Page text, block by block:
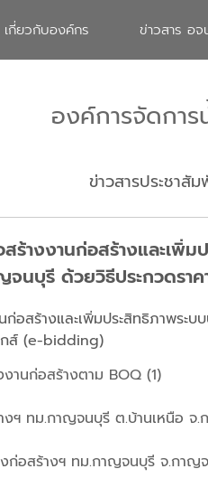
เกี่ยวกับองค์กร ข่าวสาร อจ
องค์การจัดการ
ข่าวสารประชาสั
สร้างงานก่อสร้างและเ
นบุรี ด้วยวิธีประกวดรา
ก่อสร้างและเพิ่มประสิทธิภาพ
กส์ (e-bidding)
านก่อสร้างตาม BOQ (1)
งฯ ทม.กาญจนบุรี ต.บ้านเหนือ จ
งก่อสร้างฯ ทม.กาญจนบุรี จ.กาญ